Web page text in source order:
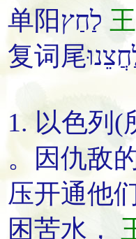
1. 以色列(
。
因仇敌
压开通他
困苦水，